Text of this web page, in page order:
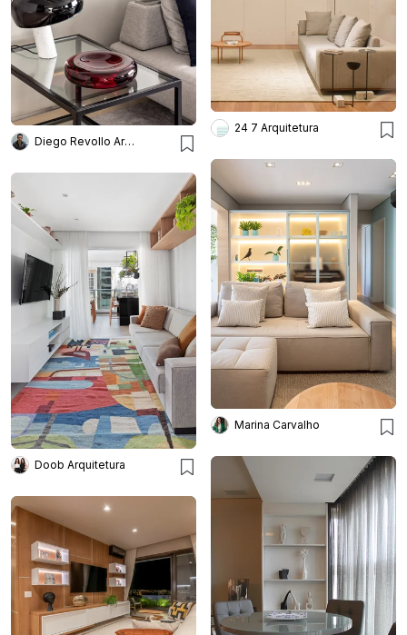
Diego Revollo Arquitetura
24 7 Arquitetura
Marina Carvalho
Doob Arquitetura